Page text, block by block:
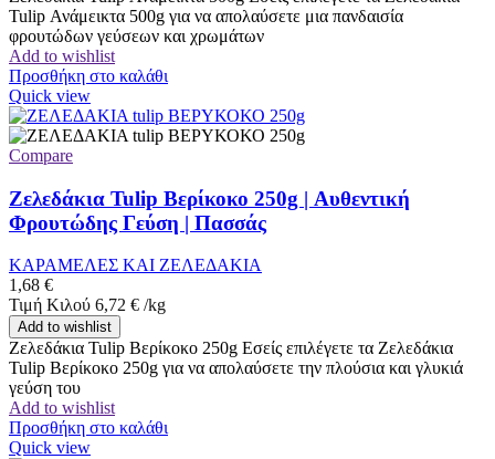
Tulip Ανάμεικτα 500g για να απολαύσετε μια πανδαισία
φρουτώδων γεύσεων και χρωμάτων
Add to wishlist
Προσθήκη στο καλάθι
Quick view
Compare
Ζελεδάκια Tulip Βερίκοκο 250g | Αυθεντική
Φρουτώδης Γεύση | Πασσάς
ΚΑΡΑΜΕΛΕΣ ΚΑΙ ΖΕΛΕΔΑΚΙΑ
1,68 €
Τιμή Κιλού 6,72 € /kg
Add to wishlist
Ζελεδάκια Tulip Βερίκοκο 250g Εσείς επιλέγετε τα Ζελεδάκια
Tulip Βερίκοκο 250g για να απολαύσετε την πλούσια και γλυκιά
γεύση του
Add to wishlist
Προσθήκη στο καλάθι
Quick view